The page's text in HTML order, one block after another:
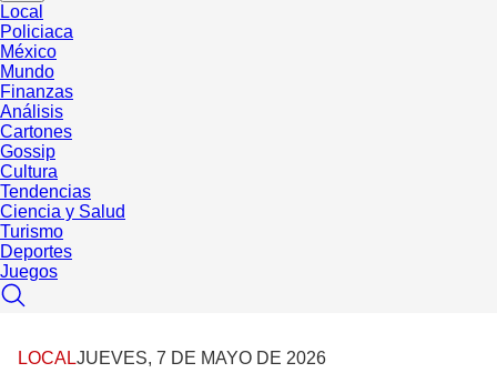
Local
Policiaca
México
Mundo
Finanzas
Análisis
Cartones
Gossip
Cultura
Tendencias
Ciencia y Salud
Turismo
Deportes
Juegos
LOCALJUEVES, 7 DE MAYO DE 2026